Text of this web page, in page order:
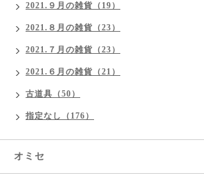
2021.９月の雑貨（19）
2021.８月の雑貨（23）
2021.７月の雑貨（23）
2021.６月の雑貨（21）
古道具（50）
指定なし（176）
オミセ